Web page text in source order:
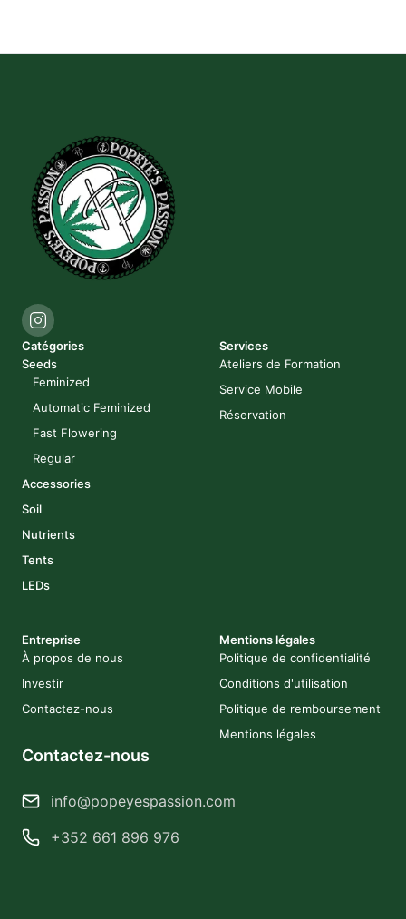
Catégories
Seeds
Feminized
Automatic Feminized
Fast Flowering
Regular
Accessories
Soil
Nutrients
Tents
LEDs
Services
Ateliers de Formation
Service Mobile
Réservation
Entreprise
À propos de nous
Investir
Contactez-nous
Mentions légales
Politique de confidentialité
Conditions d'utilisation
Politique de remboursement
Mentions légales
Contactez-nous
info@popeyespassion.com
+352 661 896 976